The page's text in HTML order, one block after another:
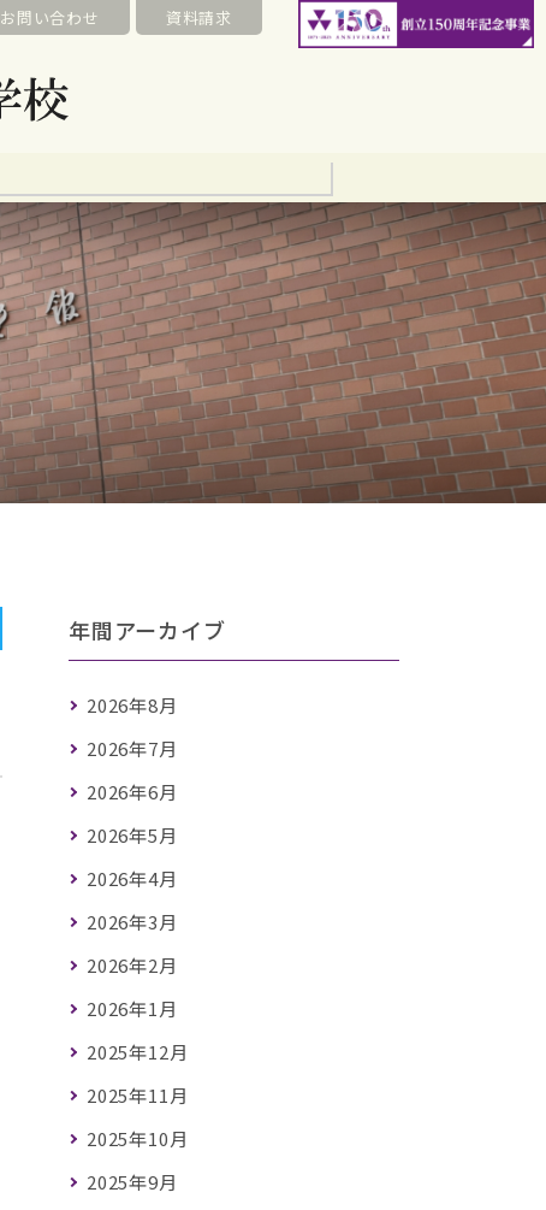
お問い合わせ 資料請求
年間アーカイブ
2026年8月
2026年7月
2026年6月
2026年5月
2026年4月
2026年3月
2026年2月
2026年1月
2025年12月
2025年11月
2025年10月
2025年9月